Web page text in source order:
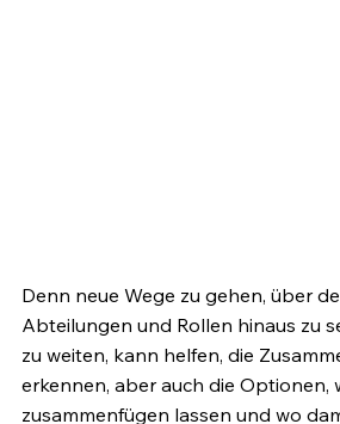
Denn neue Wege zu gehen, über
Abteilungen und Rollen hinaus zu
zu weiten, kann helfen, die
erkennen, aber auch die Optionen,
zusammenfügen lassen und wo